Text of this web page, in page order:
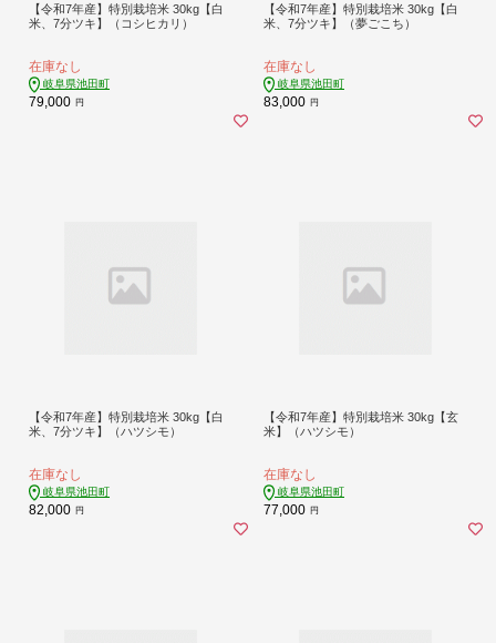
【令和7年産】特別栽培米 30kg【白
米、7分ツキ】（コシヒカリ）
在庫なし
岐阜県池田町
79,000 円
【令和7年産】特別栽培米 30kg【白
米、7分ツキ】（夢ごこち）
在庫なし
岐阜県池田町
83,000 円
【令和7年産】特別栽培米 30kg【白
米、7分ツキ】（ハツシモ）
在庫なし
岐阜県池田町
82,000 円
【令和7年産】特別栽培米 30kg【玄
米】（ハツシモ）
在庫なし
岐阜県池田町
77,000 円